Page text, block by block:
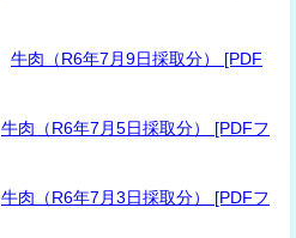
牛肉（R6年7月9日採取分） [PDF
牛肉（R6年7月5日採取分） [PDFフ
牛肉（R6年7月3日採取分） [PDFフ